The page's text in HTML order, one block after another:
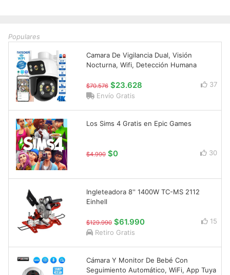
Populares
Camara De Vigilancia Dual, Visión
Nocturna, Wifi, Detección Humana
$70.576 $23.628
37
Envío Gratis
Los Sims 4 Gratis en Epic Games
$4.990 $0 30
Ingleteadora 8'' 1400W TC-MS 2112
Einhell
$129.990 $61.990
15
Retiro Gratis
Cámara Y Monitor De Bebé Con
Seguimiento Automático, WiFi, App Tuya